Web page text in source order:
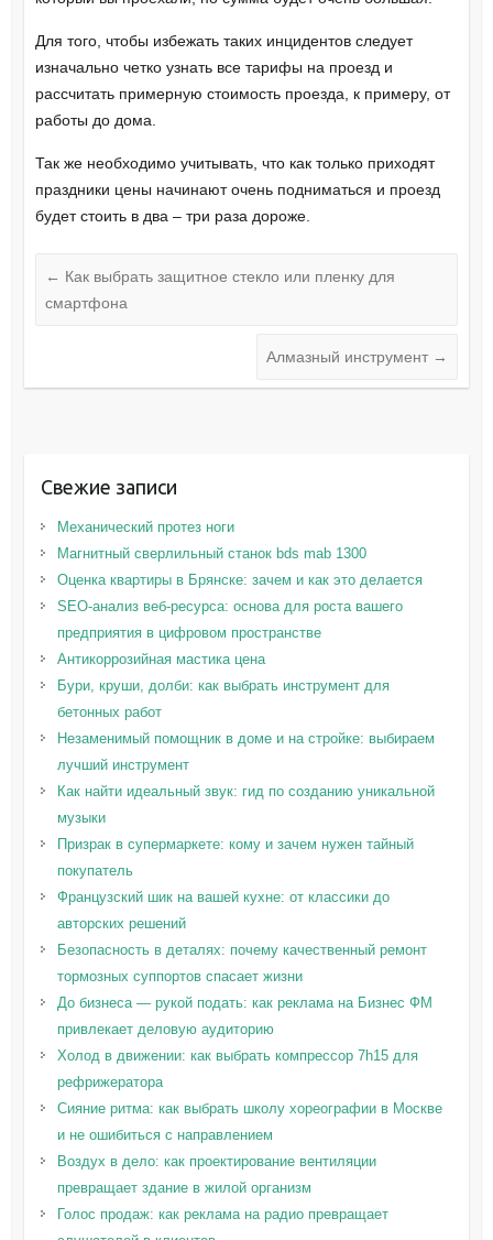
Для того, чтобы избежать таких инцидентов следует
изначально четко узнать все тарифы на проезд и
рассчитать примерную стоимость проезда, к примеру, от
работы до дома.
Так же необходимо учитывать, что как только приходят
праздники цены начинают очень подниматься и проезд
будет стоить в два – три раза дороже.
← Как выбрать защитное стекло или пленку для
смартфона
Алмазный инструмент →
Свежие записи
Механический протез ноги
Магнитный сверлильный станок bds mab 1300
Оценка квартиры в Брянске: зачем и как это делается
SEO-анализ веб-ресурса: основа для роста вашего
предприятия в цифровом пространстве
Антикоррозийная мастика цена
Бури, круши, долби: как выбрать инструмент для
бетонных работ
Незаменимый помощник в доме и на стройке: выбираем
лучший инструмент
Как найти идеальный звук: гид по созданию уникальной
музыки
Призрак в супермаркете: кому и зачем нужен тайный
покупатель
Французский шик на вашей кухне: от классики до
авторских решений
Безопасность в деталях: почему качественный ремонт
тормозных суппортов спасает жизни
До бизнеса — рукой подать: как реклама на Бизнес ФМ
привлекает деловую аудиторию
Холод в движении: как выбрать компрессор 7h15 для
рефрижератора
Сияние ритма: как выбрать школу хореографии в Москве
и не ошибиться с направлением
Воздух в дело: как проектирование вентиляции
превращает здание в жилой организм
Голос продаж: как реклама на радио превращает